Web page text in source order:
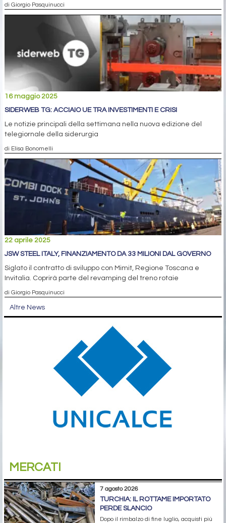
di Giorgio Pasquinucci
16 maggio 2025
SIDERWEB TG: ACCIAIO UE TRA INVESTIMENTI E CRISI
Le notizie principali della settimana nella nuova edizione del
telegiornale della siderurgia
di Elisa Bonomelli
22 aprile 2025
JSW STEEL ITALY, FINANZIAMENTO DA 33 MILIONI DAL GOVERNO
Siglato il contratto di sviluppo con Mimit, Regione Toscana e
Invitalia. Coprirà parte del revamping del treno rotaie
di Giorgio Pasquinucci
Altre News
MERCATI
7 agosto 2026
TURCHIA: IL ROTTAME IMPORTATO
PERDE SLANCIO
Dopo il rimbalzo di fine luglio, acquisti più